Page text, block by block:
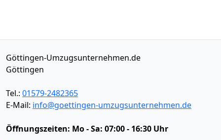
Göttingen-Umzugsunternehmen.de
Göttingen
Tel.: 01579-2482365
E-Mail: info@goettingen-umzugsunternehmen.de
Öffnungszeiten: Mo - Sa: 07:00 - 16:30 Uhr